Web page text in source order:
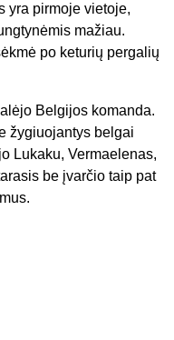
yra pirmoje vietoje,
mažiau.
po keturių pergalių
Belgijos komanda.
žygiuojantys belgai
Lukaku, Vermaelenas,
be įvarčio taip pat